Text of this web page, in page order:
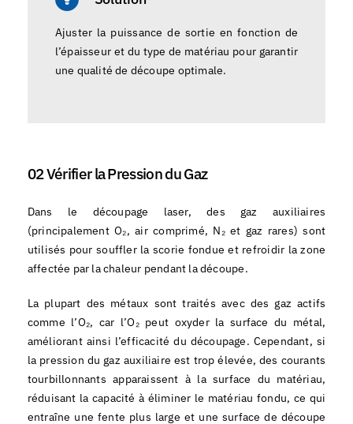
Ajuster la puissance de sortie en fonction de
l’épaisseur et du type de matériau pour garantir
une qualité de découpe optimale.
02 Vérifier la Pression du Gaz
Dans le découpage laser, des gaz auxiliaires
(principalement O₂, air comprimé, N₂ et gaz rares) sont
utilisés pour souffler la scorie fondue et refroidir la zone
affectée par la chaleur pendant la découpe.
La plupart des métaux sont traités avec des gaz actifs
comme l’O₂, car l’O₂ peut oxyder la surface du métal,
améliorant ainsi l’efficacité du découpage. Cependant, si
la pression du gaz auxiliaire est trop élevée, des courants
tourbillonnants apparaissent à la surface du matériau,
réduisant la capacité à éliminer le matériau fondu, ce qui
entraîne une fente plus large et une surface de découpe